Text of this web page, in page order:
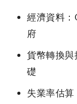
經濟資料
府
貨幣轉換
礎
失業率估